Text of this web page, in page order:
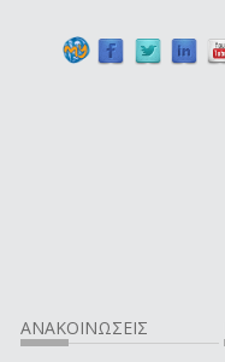
ΑΝΑΚΟΙΝΩΣΕΙΣ